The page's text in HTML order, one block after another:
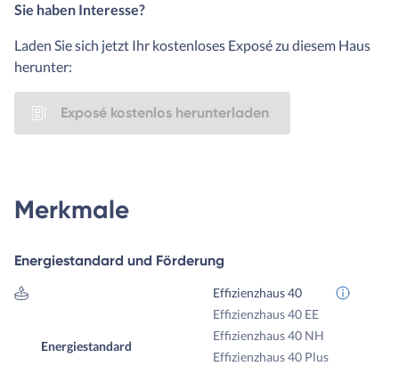
Sie haben Interesse?
Laden Sie sich jetzt Ihr kostenloses Exposé zu diesem Haus
herunter:
Exposé kostenlos herunterladen
Merkmale
Energiestandard und Förderung
Energiestandard
Effizienzhaus 40
Effizienzhaus 40 EE
Effizienzhaus 40 NH
Effizienzhaus 40 Plus